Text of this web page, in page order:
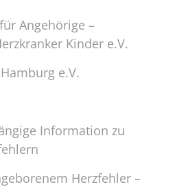
Angehörige –
Kinder e.V.
e.V.
Information zu
Herzfehler –